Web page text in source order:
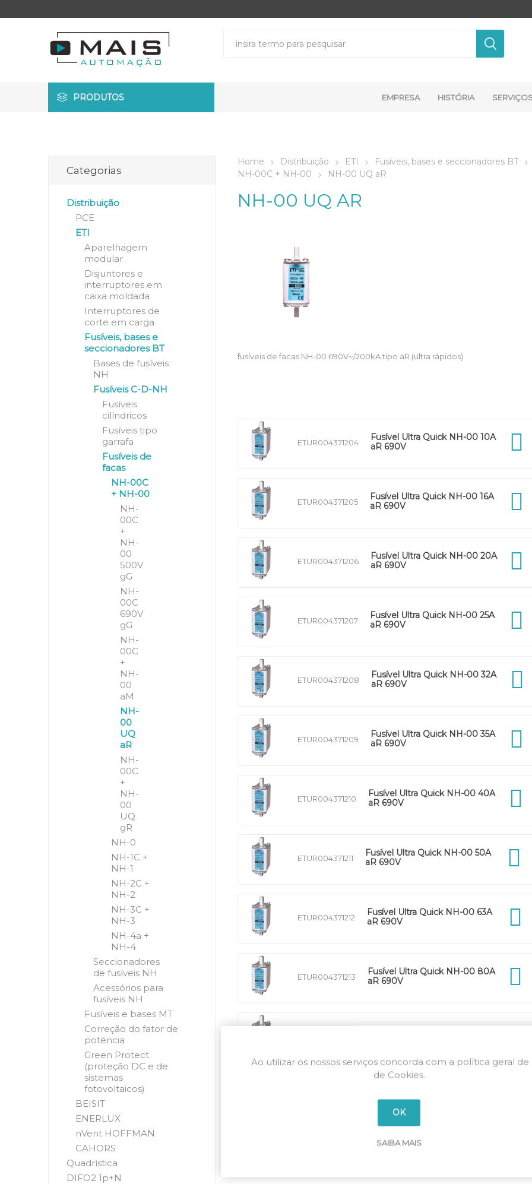
PRODUTOS EMPRESA HISTÓRIA
Home Distribuição ETI
Fusíveis, bases e seccionadores BT
NH-00C + NH-00
NH-00 UQ aR
NH-00 UQ AR
fusíveis de facas NH-00 690V~/200kA tipo aR (ultra rápidos)
ETUR004371204
Fusível Ultra Quick NH-00 10A
aR 690V
ETUR004371205
Fusível Ultra Quick NH-00 16A
aR 690V
ETUR004371206
Fusível Ultra Quick NH-00 20A
aR 690V
ETUR004371207
Fusível Ultra Quick NH-00 25A
aR 690V
ETUR004371208
Fusível Ultra Quick NH-00 32A
aR 690V
ETUR004371209
Fusível Ultra Quick NH-00 35A
aR 690V
ETUR004371210
Fusível Ultra Quick NH-00 40A
aR 690V
ETUR004371211
Fusível Ultra Quick NH-00 50A
aR 690V
ETUR004371212
Fusível Ultra Quick NH-00 63A
aR 690V
ETUR004371213
Fusível Ultra Quick NH-00 80A
aR 690V
aR 690V
Categorias
Distribuição
PCE
ETI
Aparelhagem
modular
Disjuntores e
interruptores em
caixa moldada
Interruptores de
corte em carga
Fusíveis, bases e
seccionadores BT
Bases de fusíveis
NH
Fusíveis C-D-NH
Fusíveis
cilíndricos
Fusíveis tipo
garrafa
Fusíveis de
facas
NH-00C
+ NH-00
NH-
00C
+
NH-
00
500V
gG
NH-
00C
690V
gG
NH-
00C
+
NH-
00
aM
NH-
00
UQ
aR
NH-
00C
+
NH-
00
UQ
gR
NH-0
NH-1C +
NH-1
NH-2C +
NH-2
NH-3C +
NH-3
NH-4a +
NH-4
Seccionadores
de fusíveis NH
Acessórios para
fusíveis NH
Fusíveis e bases MT
Correção do fator de
potência
Green Protect
(proteção DC e de
sistemas
fotovoltaicos)
BEISIT
ENERLUX
nVent HOFFMAN
CAHORS
Quadrística
DIFO2 1p+N
Ao utilizar os nossos serviços concorda com a política geral de
de Cookies.
OK
SAIBA MAIS